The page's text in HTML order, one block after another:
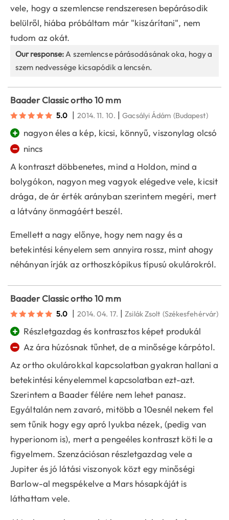
vele, hogy a szemlencse rendszeresen bepárásodik
belülről, hiába próbáltam már "kiszárítani", nem
tudom az okát.
Our response:A szemlencse párásodásának oka, hogy a
szem nedvessége kicsapódik a lencsén.
Baader Classic ortho 10 mm
5.0 | 2014. 11. 10. |Gacsályi Ádám (Budapest)
+ nagyon éles a kép, kicsi, könnyű, viszonylag olcsó
−
nincs
A kontraszt döbbenetes, mind a Holdon, mind a
bolygókon, nagyon meg vagyok elégedve vele, kicsit
drága, de ár érték arányban szerintem megéri, mert
a látvány önmagáért beszél.
Emellett a nagy előnye, hogy nem nagy és a
betekintési kényelem sem annyira rossz, mint ahogy
néhányan írják az orthoszkópikus típusú okulárokról.
Baader Classic ortho 10 mm
5.0 | 2014. 04. 17. |Zsilák Zsolt (Székesfehérvár)
+ Részletgazdag és kontrasztos képet produkál
− Az ára húzósnak tűnhet, de a minősége kárpótol.
Az ortho okulárokkal kapcsolatban gyakran hallani a
betekintési kényelemmel kapcsolatban ezt-azt.
Szerintem a Baader félére nem lehet panasz.
Egyáltalán nem zavaró, mitöbb a 10esnél nekem fel
sem tűnik hogy egy apró lyukba nézek, (pedig van
hyperionom is), mert a pengeéles kontraszt köti le a
figyelmem. Szenzációsan részletgazdag vele a
Jupiter és jó látási viszonyok közt egy minőségi
Barlow-al megspékelve a Mars hósapkáját is
láthattam vele.